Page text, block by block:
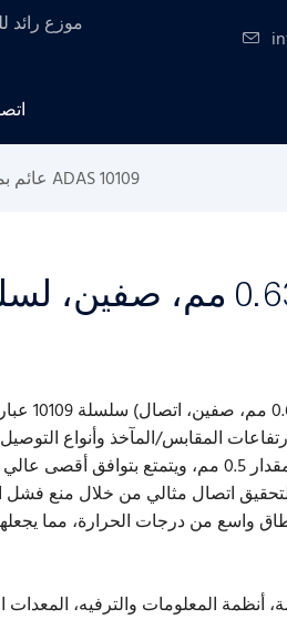
موزع رائد
موصل BTB عائم بمسافة 0.635 مم، صفين، لسلسلة ADAS 10109
المقابس/المآخذ وأنواع
اتصال مثالي من خلال منع
أنظمة المعلومات والترفيه، المعدات